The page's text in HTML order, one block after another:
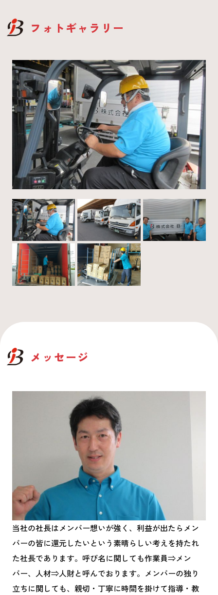
フォトギャラリー
メッセージ
当社の社長はメンバー想いが強く、利益が出たらメン
バーの皆に還元したいという素晴らしい考えを持たれ
た社長であります。呼び名に関しても作業員⇒メン
バー、人材⇒人財と呼んでおります。メンバーの独り
立ちに関しても、親切・丁寧に時間を掛けて指導・教